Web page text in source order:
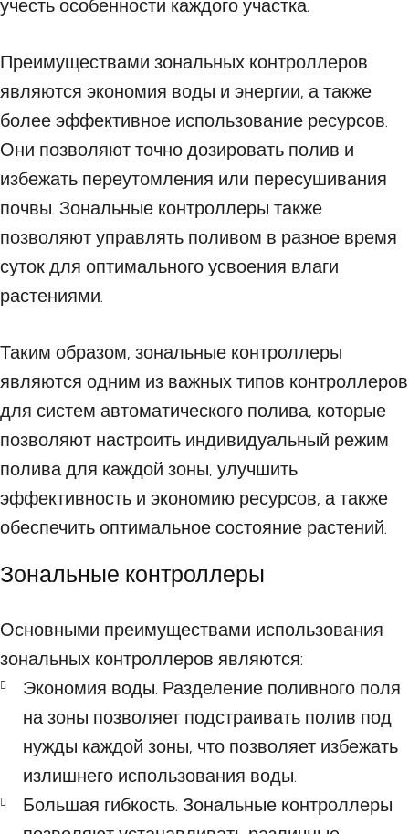
учесть особенности каждого участка.
Преимуществами зональных контроллеров
являются экономия воды и энергии, а также
более эффективное использование ресурсов.
Они позволяют точно дозировать полив и
избежать переутомления или пересушивания
почвы. Зональные контроллеры также
позволяют управлять поливом в разное время
суток для оптимального усвоения влаги
растениями.
Таким образом, зональные контроллеры
являются одним из важных типов контроллеров
для систем автоматического полива, которые
позволяют настроить индивидуальный режим
полива для каждой зоны, улучшить
эффективность и экономию ресурсов, а также
обеспечить оптимальное состояние растений.
Зональные контроллеры
Основными преимуществами использования
зональных контроллеров являются:
Экономия воды. Разделение поливного поля
на зоны позволяет подстраивать полив под
нужды каждой зоны, что позволяет избежать
излишнего использования воды.
Большая гибкость. Зональные контроллеры